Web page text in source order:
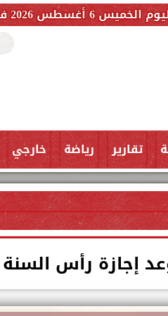
تقارير رياضة خارجي
إجازة رأس السنة